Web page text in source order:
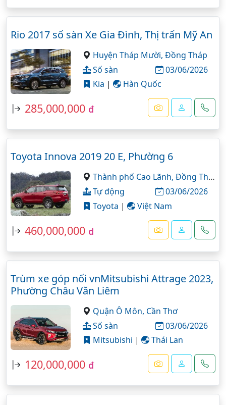
Rio 2017 số sàn Xe Gia Đình, Thị trấn Mỹ An
Huyện Tháp Mười,Đồng Tháp
Số sàn
03/06/2026
Kia | Hàn Quốc
285,000,000 đ
Toyota Innova 2019 20 E, Phường 6
Thành phố Cao Lãnh,Đồng Tháp
Tự động
03/06/2026
Toyota | Việt Nam
460,000,000 đ
Trùm xe góp nối vnMitsubishi Attrage 2023,
Phường Châu Văn Liêm
Quận Ô Môn, Cần Thơ
Số sàn
03/06/2026
Mitsubishi | Thái Lan
120,000,000 đ